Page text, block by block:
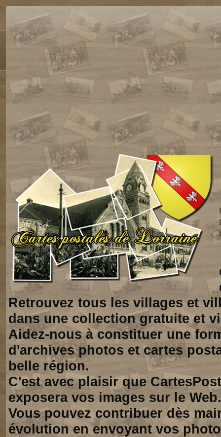
Retrouvez tous les villages et
dans une collection gratuite et
Aidez-nous à constituer une
d'archives photos et cartes
belle région.
C'est avec plaisir que
exposera vos images sur le Web.
Vous pouvez contribuer dès
évolution en envoyant vos